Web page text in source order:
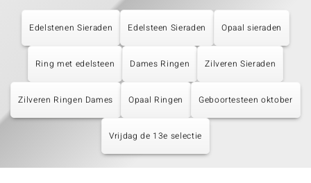
Edelstenen Sieraden Edelsteen Sieraden Opaal sieraden
Ring met edelsteen Dames Ringen Zilveren Sieraden
Zilveren Ringen Dames Opaal Ringen Geboortesteen oktober
Vrijdag de 13e selectie